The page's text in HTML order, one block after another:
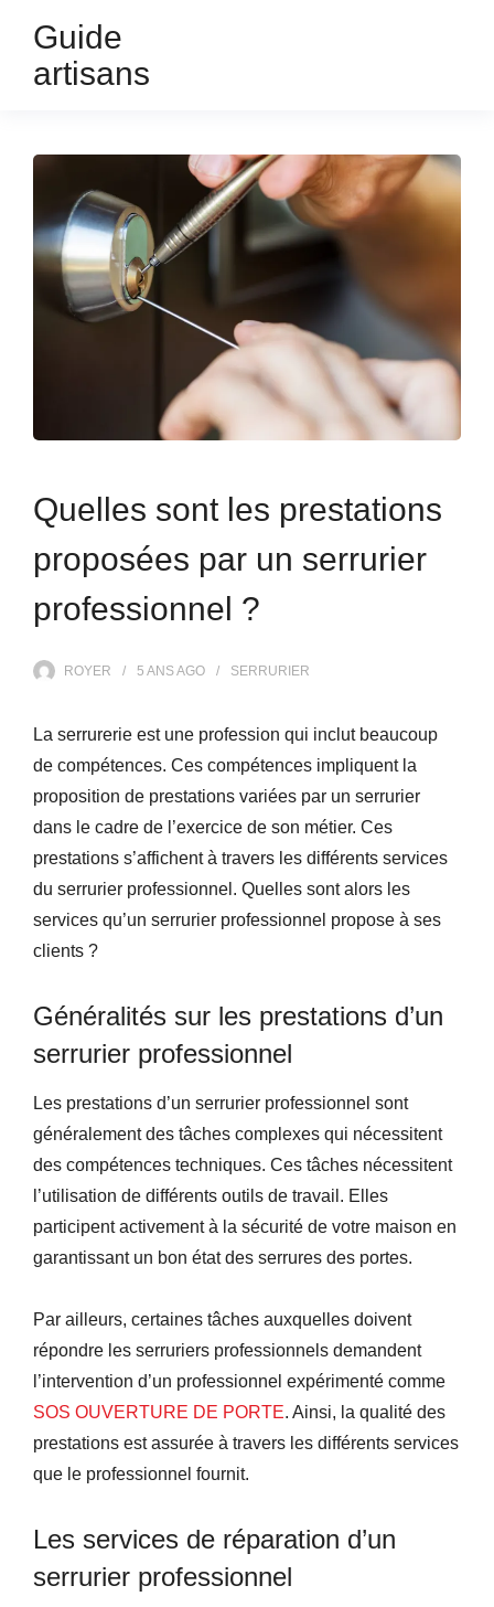
Guide
artisans
Quelles sont les prestations
proposées par un serrurier
professionnel ?
ROYER 5 ANSAGO SERRURIER
La serrurerie est une profession qui inclut beaucoup
de compétences. Ces compétences impliquent la
proposition de prestations variées par un serrurier
dans le cadre de l’exercice de son métier. Ces
prestations s’affichent à travers les différents services
du serrurier professionnel. Quelles sont alors les
services qu’un serrurier professionnel propose à ses
clients ?
Généralités sur les prestations d’un
serrurier professionnel
Les prestations d’un serrurier professionnel sont
généralement des tâches complexes qui nécessitent
des compétences techniques. Ces tâches nécessitent
l’utilisation de différents outils de travail. Elles
participent activement à la sécurité de votre maison en
garantissant un bon état des serrures des portes.
Par ailleurs, certaines tâches auxquelles doivent
répondre les serruriers professionnels demandent
l’intervention d’un professionnel expérimenté comme
SOS OUVERTURE DE PORTE. Ainsi, la qualité des
prestations est assurée à travers les différents services
que le professionnel fournit.
Les services de réparation d’un
serrurier professionnel